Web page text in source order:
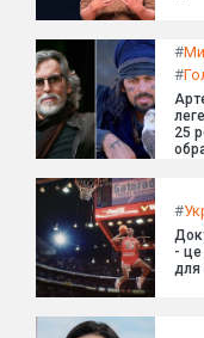
#
#
25
#
- це
для